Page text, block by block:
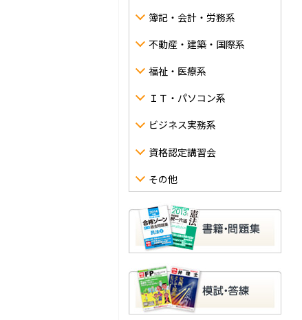
簿記・会計・労務系
不動産・建築・国際系
福祉・医療系
ＩＴ・パソコン系
ビジネス実務系
資格認定講習会
その他